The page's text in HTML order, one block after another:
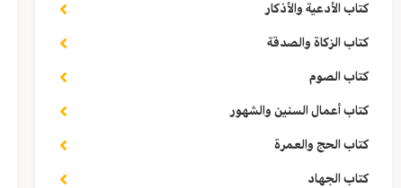
كتاب الأدعية والأذكار
كتاب الزكاة والصدقة
كتاب الصوم
كتاب أعمال السنين والشهور
كتاب الحج والعمرة
كتاب الجهاد